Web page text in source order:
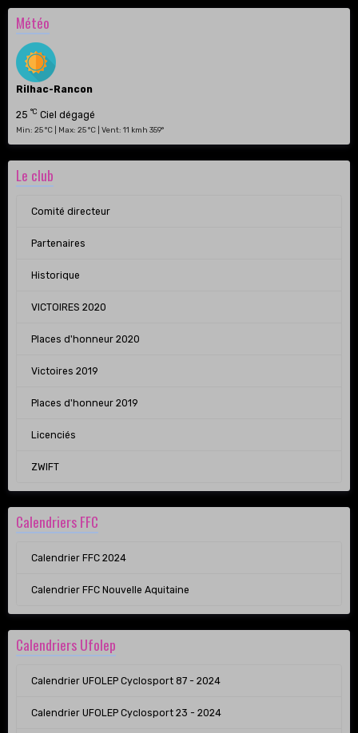
Météo
Rilhac-Rancon
25 °C Ciel dégagé
Min: 25 °C | Max: 25 °C | Vent: 11 kmh 359°
Le club
Comité directeur
Partenaires
Historique
VICTOIRES 2020
Places d'honneur 2020
Victoires 2019
Places d'honneur 2019
Licenciés
ZWIFT
Calendriers FFC
Calendrier FFC 2024
Calendrier FFC Nouvelle Aquitaine
Calendriers Ufolep
Calendrier UFOLEP Cyclosport 87 - 2024
Calendrier UFOLEP Cyclosport 23 - 2024